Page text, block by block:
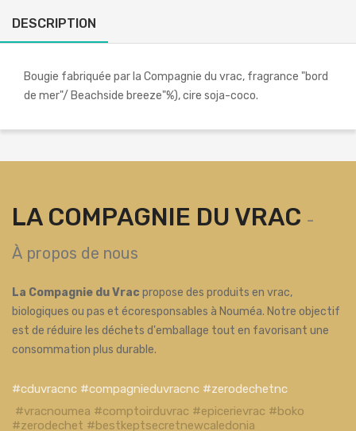
DESCRIPTION
Bougie fabriquée par la Compagnie du vrac, fragrance "bord
de mer"/ Beachside breeze"%), cire soja-coco.
LA COMPAGNIE DU VRAC -
À propos de nous
La Compagnie du Vrac propose des produits en vrac,
biologiques ou pas et écoresponsables à Nouméa. Notre objectif
est de réduire les déchets d'emballage tout en favorisant une
consommation plus durable.
#cduvracnc #compagnieduvracnc #zerodechetnc
#vracnoumea #comptoirduvrac #epicerievrac #boko
#zerodechet #bestkeptsecretnewcaledonia